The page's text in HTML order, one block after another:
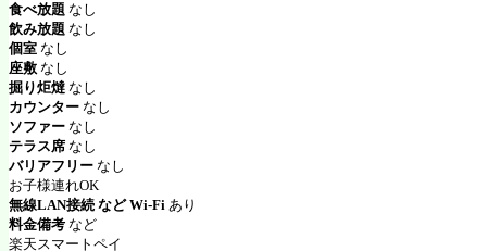
食べ放題 なし
飲み放題 なし
個室 なし
座敷 なし
掘り炬燵 なし
カウンター なし
ソファー なし
テラス席 なし
バリアフリー なし
お子様連れOK
無線LAN接続 など Wi-Fi あり
料金備考 など
楽天スマートペイ